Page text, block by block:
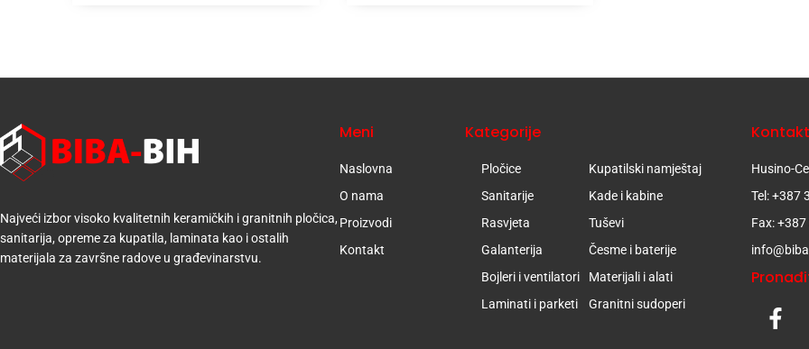
Najveći izbor visoko kvalitetnih keramičkih i granitnih pločica,
sanitarija, opreme za kupatila, laminata kao i ostalih
materijala za završne radove u građevinarstvu.
Meni
Naslovna
O nama
Proizvodi
Kontakt
Kategorije
Pločice
Sanitarije
Rasvjeta
Galanterija
Bojleri i ventilatori
Laminati i parketi
Kupatilski namještaj
Kade i kabine
Tuševi
Česme i baterije
Materijali i alati
Granitni sudoperi
Kontakt
Husino-
Tel: +387
Fax: